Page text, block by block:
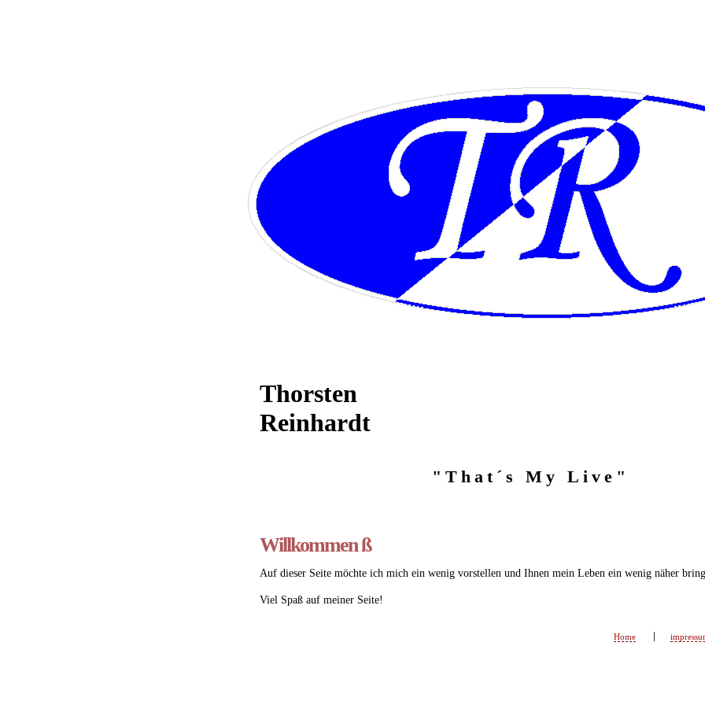
Thorsten
Reinhardt
"That´s My Live"
Willkommen ß
Auf dieser Seite möchte ich mich ein wenig vorstellen und Ihnen mein Leben ein wenig näher
Viel Spaß auf meiner Seite!
Home